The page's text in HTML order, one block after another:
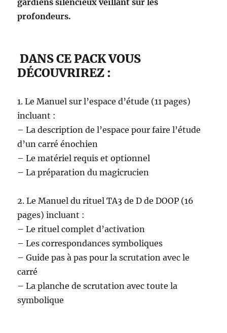
gardiens silencieux veillant sur les
profondeurs.
DANS CE PACK VOUS
DÉCOUVRIREZ :
1. Le Manuel sur l’espace d’étude (11 pages)
incluant :
– La description de l’espace pour faire l’étude
d’un carré énochien
– Le matériel requis et optionnel
– La préparation du magicrucien
2. Le Manuel du rituel TA3 de D de DOOP (16
pages) incluant :
– Le rituel complet d’activation
– Les correspondances symboliques
– Guide pas à pas pour la scrutation avec le
carré
– La planche de scrutation avec toute la
symbolique